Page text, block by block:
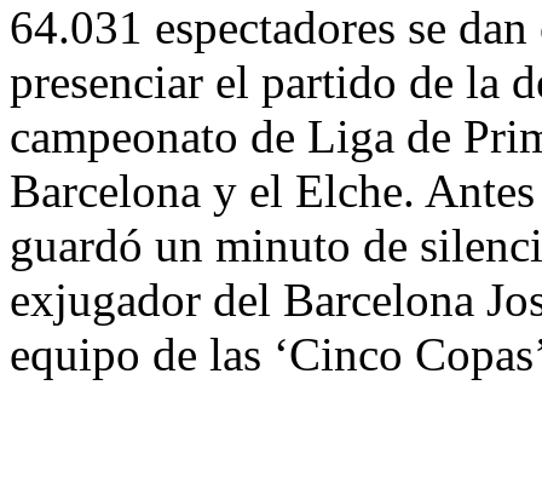
64.031 espectadores se
presenciar el partido de la
campeonato de Liga de
Barcelona y el Elche.
guardó un minuto de
exjugador del Barcelona
equipo de las ‘Cinco